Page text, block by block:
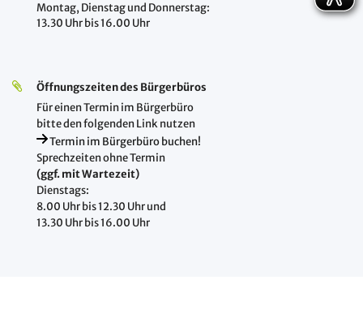
Montag, Dienstag und Donnerstag:
13.30 Uhr bis 16.00 Uhr
Öffnungszeiten des Bürgerbüros
Für einen Termin im Bürgerbüro
bitte den folgenden Link nutzen
Termin im Bürgerbüro buchen!
Sprechzeiten ohne Termin
(ggf. mit Wartezeit)
Dienstags:
8.00 Uhr bis 12.30 Uhr und
13.30 Uhr bis 16.00 Uhr